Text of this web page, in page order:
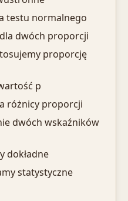
testu normalnego
dwóch proporcji
proporcję
p
różnicy proporcji
dwóch wskaźników
dokładne
statystyczne